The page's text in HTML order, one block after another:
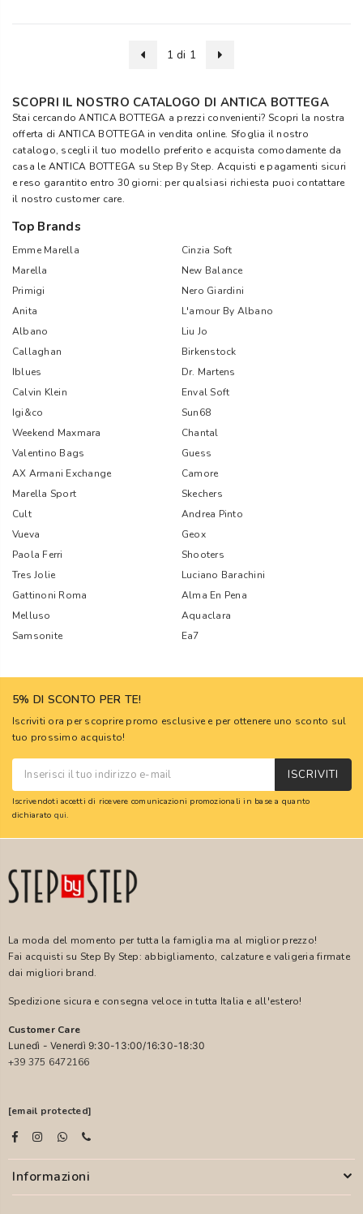
1 di 1
SCOPRI IL NOSTRO CATALOGO DI ANTICA BOTTEGA
Stai cercando ANTICA BOTTEGA a prezzi convenienti? Scopri la nostra
offerta di ANTICA BOTTEGA in vendita online. Sfoglia il nostro
catalogo, scegli il tuo modello preferito e acquista comodamente da
casa le ANTICA BOTTEGA suStep By Step. Acquisti e pagamenti sicuri
e reso garantito entro 30 giorni: per qualsiasi richiesta puoi contattare
il nostro customer care.
Top Brands
Emme Marella
Cinzia Soft
Marella
New Balance
Primigi
Nero Giardini
Anita
L'amour By Albano
Albano
Liu Jo
Callaghan
Birkenstock
Iblues
Dr. Martens
Calvin Klein
Enval Soft
Igi&co
Sun68
Weekend Maxmara
Chantal
Valentino Bags
Guess
AX Armani Exchange
Camore
Marella Sport
Skechers
Cult
Andrea Pinto
Vueva
Geox
Paola Ferri
Shooters
Tres Jolie
Luciano Barachini
Gattinoni Roma
Alma En Pena
Melluso
Aquaclara
Samsonite
Ea7
5% DI SCONTO PER TE!
Iscriviti ora per scoprire promo esclusive e per ottenere uno sconto sul
tuo prossimo acquisto!
ISCRIVITI
Iscrivendoti accetti di ricevere comunicazioni promozionali in base a quanto
dichiarato qui.
La moda del momento per tutta la famiglia ma al miglior prezzo!
Fai acquisti su Step By Step: abbigliamento, calzature e valigeria firmate
dai migliori brand.
Spedizione sicura e consegna veloce in tutta Italia e all'estero!
Customer Care
Lunedì - Venerdì 9:30-13:00/16:30-18:30
+39 375 6472166
[email protected]
Informazioni